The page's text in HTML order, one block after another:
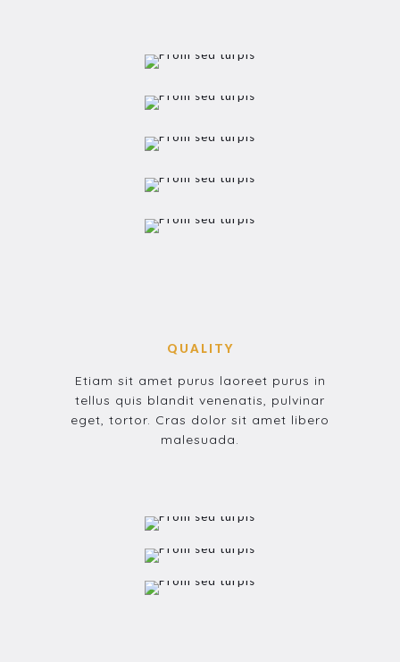
QUALITY
Etiam sit amet purus laoreet purus in
tellus quis blandit venenatis, pulvinar
eget, tortor. Cras dolor sit amet libero
malesuada.